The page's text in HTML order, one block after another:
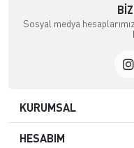
Sosyal medya
KURUMSAL
HESABIM